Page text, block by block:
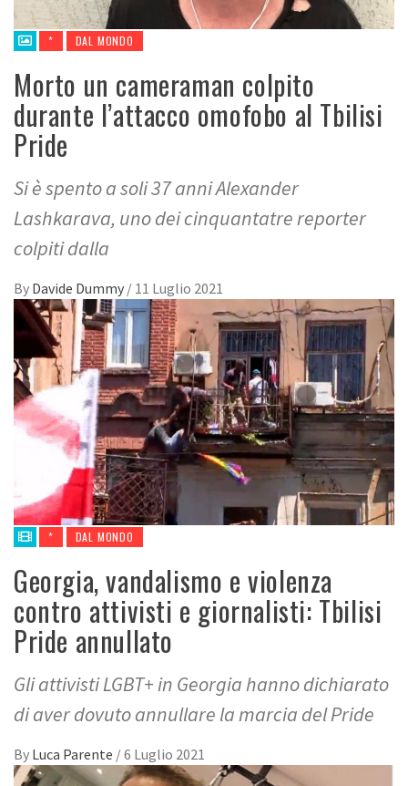
* DAL MONDO
Morto un cameraman colpito
durante l’attacco omofobo al Tbilisi
Pride
Si è spento a soli 37 anni Alexander
Lashkarava, uno dei cinquantatre reporter
colpiti dalla
By Davide Dummy / 11 Luglio 2021
* DAL MONDO
Georgia, vandalismo e violenza
contro attivisti e giornalisti: Tbilisi
Pride annullato
Gli attivisti LGBT+ in Georgia hanno dichiarato
di aver dovuto annullare la marcia del Pride
By Luca Parente /6 Luglio 2021